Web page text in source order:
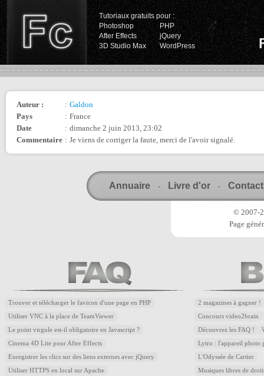
Tutoriaux gratuits pour :
Photoshop
PHP
After Effects
jQuery
3D Studio Max
WordPress
Auteur : : Galdon
Pays
: France
Date
: dimanche 2 juin 2013, 23:02
Commentaire : Je viens de corriger la faute, merci de l'avoir signalé.
Annuaire - Livre d'or - Contact
© 2007-
Page
Trouver et télécharger le favicon d'une page en PHP
Utiliser VNC à la place de TeamViewer
Le point virgule est-il obligatoire en Javascript ?
Cinema 4D Lite pour After Effects
Enregistrer les clics sur des liens externes avec jQuery
Utiliser HTTPS en local sur Apache
2 magazines à gagner !
Concours video2brain
Découvrez les FAQ !
Lytro : l'appareil photo
L'Odyssée de Cartier
Musiques libres de